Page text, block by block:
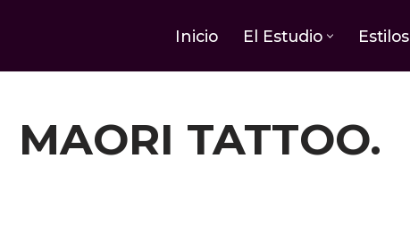
Inicio El Estudio Estilos
MAORI TATTOO.